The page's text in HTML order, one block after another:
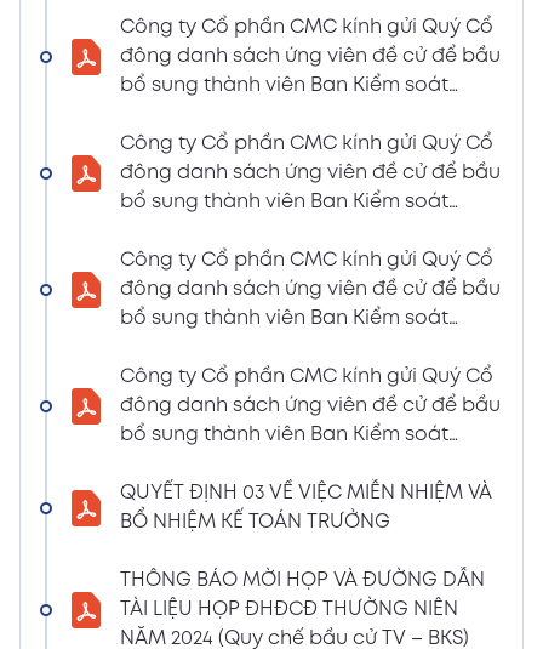
LIỆU HỌP ĐHĐCĐ THƯỜNG NIÊN NĂM 2024
(Tờ trình miễn nhiệm và bầu bổ sung TV –
6:07 PM
THÔNG BÁO MỜI HỌP VÀ ĐƯỜNG DẪN TÀI
LIỆU HỌP ĐHĐCĐ THƯỜNG NIÊN NĂM 2024
ứng cử TV – BKS)
02/04/2024
6:07 PM
LIỆU HỌP ĐHĐCĐ THƯỜNG NIÊN NĂM 2024
(The Biểu quyết)
Xem PDF
02/04/2024
THÔNG BÁO MỜI HỌP VÀ ĐƯỜNG DẪN TÀI
LIỆU HỌP ĐHĐCĐ THƯỜNG NIÊN NĂM 2024
(Phiếu Biểu quyết)
02/04/2024
6:07 PM
Xem PDF
Công ty Cổ phần CMC kính gửi Quý Cổ
đông danh sách ứng viên đề cử để bầu
bổ sung thành viên Ban Kiểm soát
Huyền)
Công ty Cổ phần CMC kính gửi Quý Cổ
đông danh sách ứng viên đề cử để bầu
bổ sung thành viên Ban Kiểm soát
Huyền)
Công ty Cổ phần CMC kính gửi Quý Cổ
đông danh sách ứng viên đề cử để bầu
bổ sung thành viên Ban Kiểm soát
Huyền)
Công ty Cổ phần CMC kính gửi Quý Cổ
đông danh sách ứng viên đề cử để bầu
bổ sung thành viên Ban Kiểm soát
Huyền)
QUYẾT ĐỊNH 03 VỀ VIỆC MIỄN NHIỆM VÀ
BỔ NHIỆM KẾ TOÁN TRƯỞNG
THÔNG BÁO MỜI HỌP VÀ ĐƯỜNG DẪN
TÀI LIỆU HỌP ĐHĐCĐ THƯỜNG NIÊN
NĂM 2024 (Quy chế bầu cử TV – BKS)